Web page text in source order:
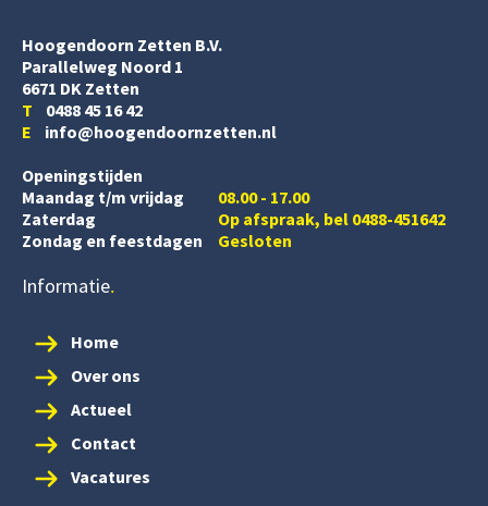
Hoogendoorn Zetten B.V.
Parallelweg Noord 1
6671 DK Zetten
T 0488 45 16 42
E info@hoogendoornzetten.nl
Openingstijden
Maandag t/m vrijdag
08.00 - 17.00
Zaterdag
Op afspraak, bel 0488-451642
Zondag en feestdagen
Gesloten
Informatie
Home
Over ons
Actueel
Contact
Vacatures